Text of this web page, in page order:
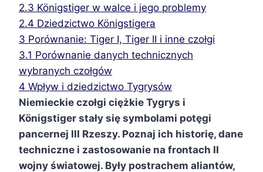
2.3 Königstiger w walce i jego problemy
2.4 Dziedzictwo Königstigera
3 Porównanie: Tiger I, Tiger II i inne czołgi
3.1 Porównanie danych technicznych
wybranych czołgów
4 Wpływ i dziedzictwo Tygrysów
Niemieckie czołgi ciężkie Tygrys i
Königstiger stały się symbolami potęgi
pancernej III Rzeszy. Poznaj ich historię, dane
techniczne i zastosowanie na frontach II
wojny światowej. Były postrachem aliantów,